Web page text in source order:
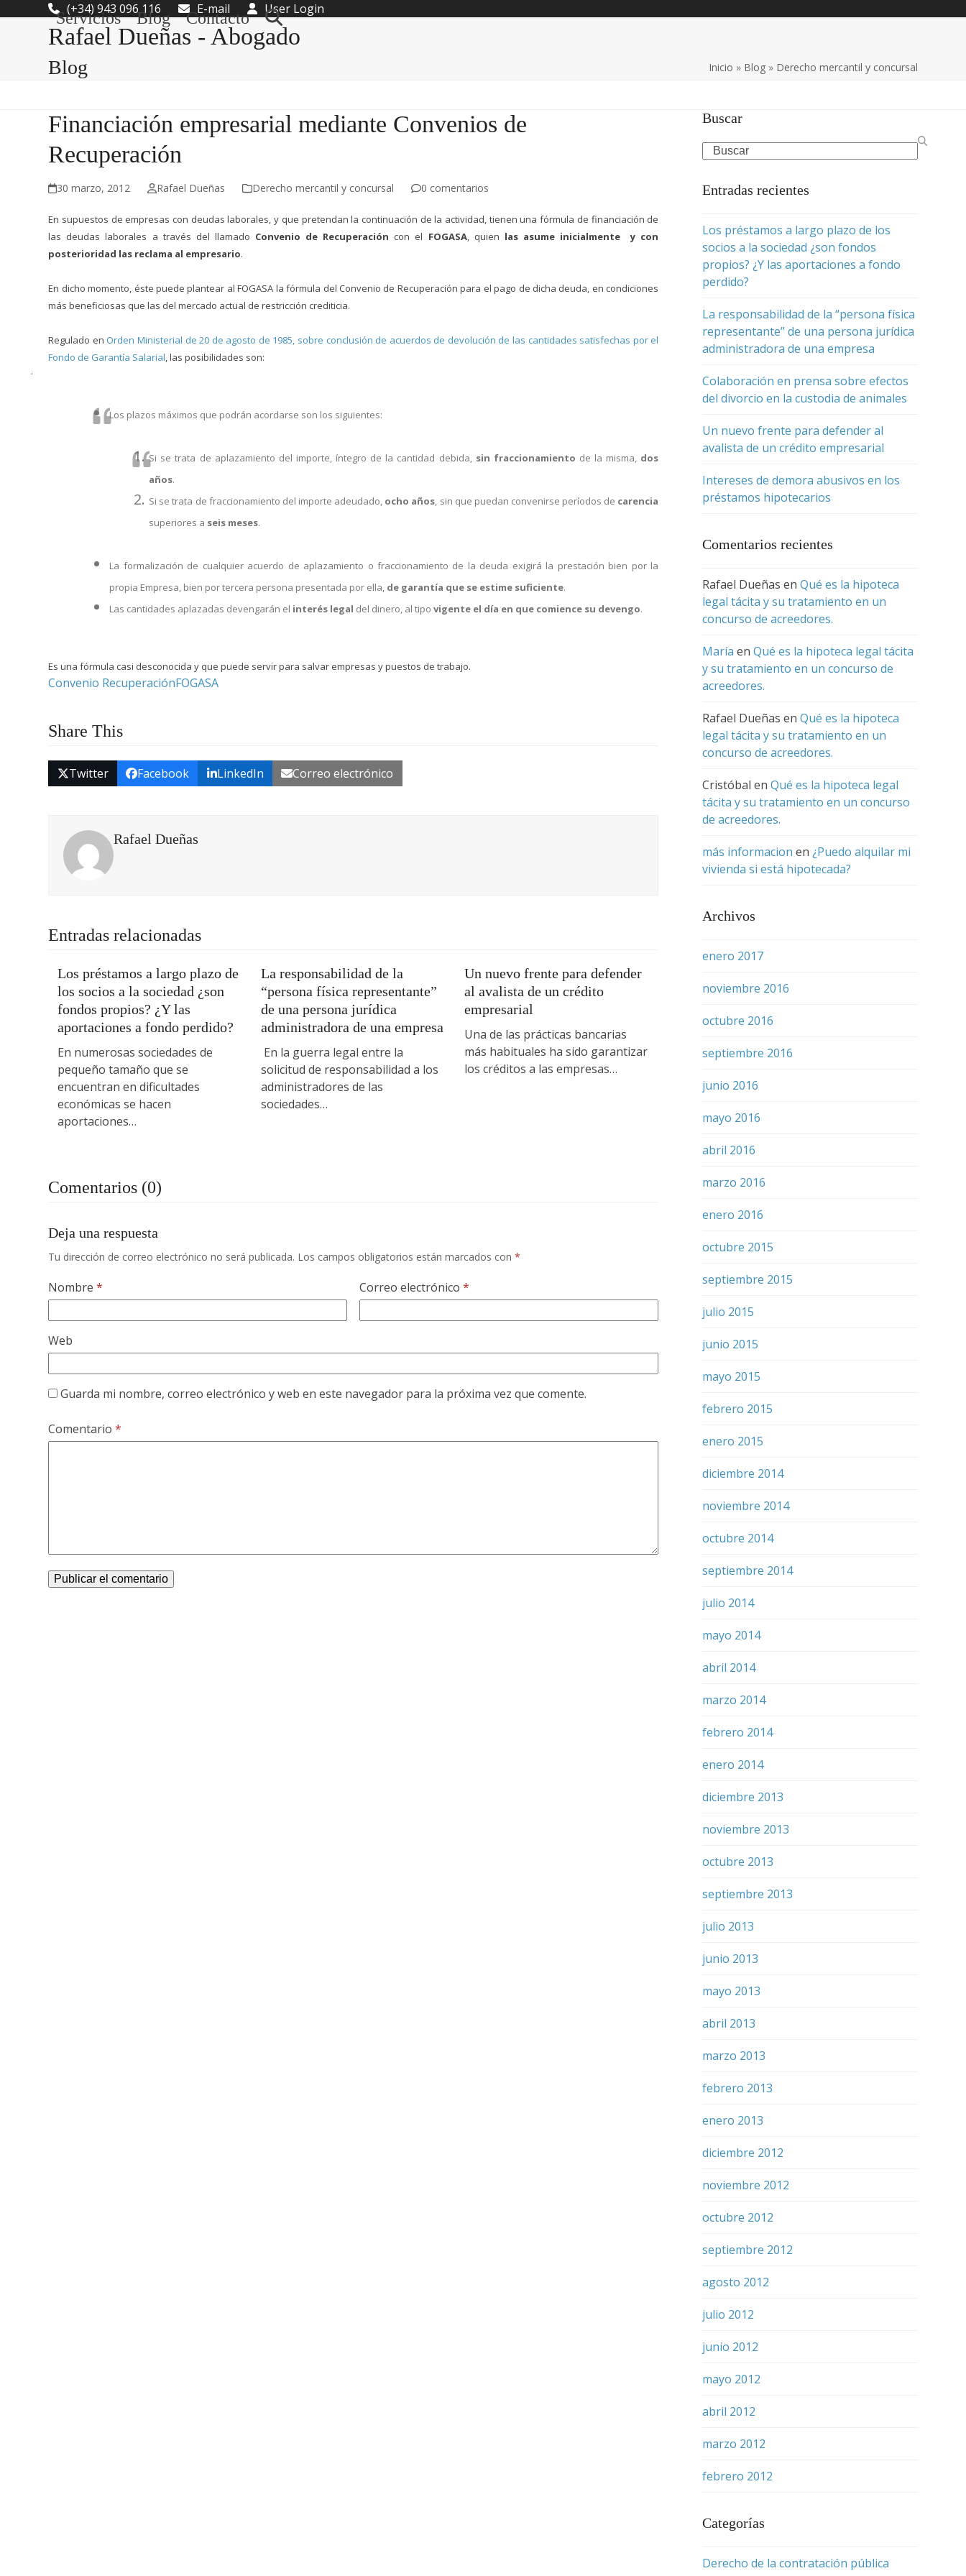
(+34) 943 096 116 E-mail User Login
Rafael Dueñas - Abogado
Servicios Blog Contacto
Blog Inicio » Blog» Derecho mercantil y concursal
Financiación empresarial mediante Convenios de
Recuperación
30 marzo, 2012 Rafael Dueñas Derecho mercantil y concursal 0 comentarios
En supuestos de empresas con deudas laborales, y que pretendan la continuación de la actividad, tienen una fórmula de financiación de
las deudas laborales a través del llamado Convenio de Recuperación con el FOGASA, quien las asume inicialmente y con
posterioridad las reclama al empresario.
En dicho momento, éste puede plantear al FOGASA la fórmula del Convenio de Recuperación para el pago de dicha deuda, en condiciones
más beneficiosas que las del mercado actual de restricción crediticia.
Regulado en Orden Ministerial de 20 de agosto de 1985, sobre conclusión de acuerdos de devolución de las cantidades satisfechas por el
Fondo de Garantía Salarial, las posibilidades son:
·
Los plazos máximos que podrán acordarse son los siguientes:
Si se trata de aplazamiento del importe, íntegro de la cantidad debida, sin fraccionamiento de la misma, dos
años.
Si se trata de fraccionamiento del importe adeudado, ocho años, sin que puedan convenirse períodos de carencia
superiores a seis meses.
La formalización de cualquier acuerdo de aplazamiento o fraccionamiento de la deuda exigirá la prestación bien por la
propia Empresa, bien por tercera persona presentada por ella, de garantía que se estime suficiente.
Las cantidades aplazadas devengarán el interés legal del dinero, al tipovigente el día en que comience su devengo.
Es una fórmula casi desconocida y que puede servir para salvar empresas y puestos de trabajo.
Convenio RecuperaciónFOGASA
Share This
Twitter Facebook LinkedIn Correo electrónico
Rafael Dueñas
Entradas relacionadas
Los préstamos a largo plazo de
los socios a la sociedad ¿son
fondos propios? ¿Y las
aportaciones a fondo perdido?
En numerosas sociedades de
pequeño tamaño que se
encuentran en dificultades
económicas se hacen
aportaciones…
La responsabilidad de la
“persona física representante”
de una persona jurídica
administradora de una empresa
En la guerra legal entre la
solicitud de responsabilidad a los
administradores de las
sociedades…
Un nuevo frente para defender
al avalista de un crédito
empresarial
Una de las prácticas bancarias
más habituales ha sido garantizar
los créditos a las empresas…
Comentarios (0)
Deja una respuesta
Tu dirección de correo electrónico no será publicada. Los campos obligatorios están marcados con*
Nombre* Correo electrónico*
Web
Guarda mi nombre, correo electrónico y web en este navegador para la próxima vez que comente.
Comentario*
Buscar
Search
Entradas recientes
Los préstamos a largo plazo de los
socios a la sociedad ¿son fondos
propios? ¿Y las aportaciones a fondo
perdido?
La responsabilidad de la “persona física
representante” de una persona jurídica
administradora de una empresa
Colaboración en prensa sobre efectos
del divorcio en la custodia de animales
Un nuevo frente para defender al
avalista de un crédito empresarial
Intereses de demora abusivos en los
préstamos hipotecarios
Comentarios recientes
Rafael Dueñas en Qué es la hipoteca
legal tácita y su tratamiento en un
concurso de acreedores.
María en Qué es la hipoteca legal tácita
y su tratamiento en un concurso de
acreedores.
Rafael Dueñas en Qué es la hipoteca
legal tácita y su tratamiento en un
concurso de acreedores.
Cristóbal en Qué es la hipoteca legal
tácita y su tratamiento en un concurso
de acreedores.
más informacion en ¿Puedo alquilar mi
vivienda si está hipotecada?
Archivos
enero 2017
noviembre 2016
octubre 2016
septiembre 2016
junio 2016
mayo 2016
abril 2016
marzo 2016
enero 2016
octubre 2015
septiembre 2015
julio 2015
junio 2015
mayo 2015
febrero 2015
enero 2015
diciembre 2014
noviembre 2014
octubre 2014
septiembre 2014
julio 2014
mayo 2014
abril 2014
marzo 2014
febrero 2014
enero 2014
diciembre 2013
noviembre 2013
octubre 2013
septiembre 2013
julio 2013
junio 2013
mayo 2013
abril 2013
marzo 2013
febrero 2013
enero 2013
diciembre 2012
noviembre 2012
octubre 2012
septiembre 2012
agosto 2012
julio 2012
junio 2012
mayo 2012
abril 2012
marzo 2012
febrero 2012
Categorías
Derecho de la contratación pública